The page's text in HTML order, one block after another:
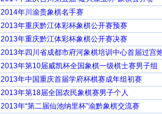
2014年川渝贵象棋名手赛
2013年重庆黔江体彩杯象棋公开赛预赛
2013年重庆黔江体彩杯象棋公开赛决赛
2013年四川省成都市府河象棋培训中心首届过宫
2013年第10届威凯杯全国象棋一级棋士赛男子组
2013年中国重庆首届学府杯棋赛成年组初赛
2013年第18届全国农民象棋赛男子个人
2013年“第二届仙池纳里杯”渝黔象棋交流赛